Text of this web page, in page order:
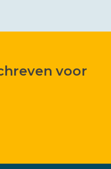
voor